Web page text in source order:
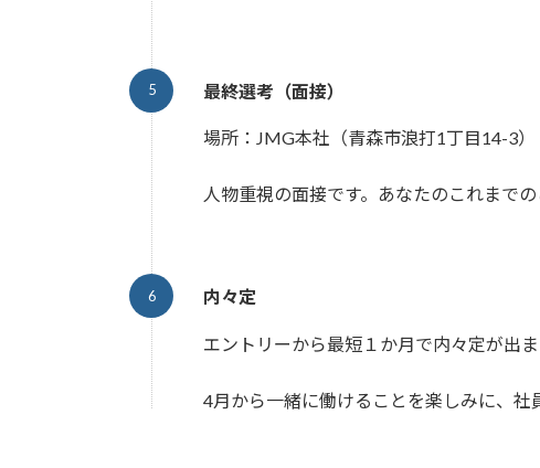
最終選考（面接）
場所：JMG本社（青森市浪打1丁目14-3）
人物重視の面接です。あなたのこれまで
内々定
エントリーから最短１か月で内々定が出ま
4月から一緒に働けることを楽しみに、社